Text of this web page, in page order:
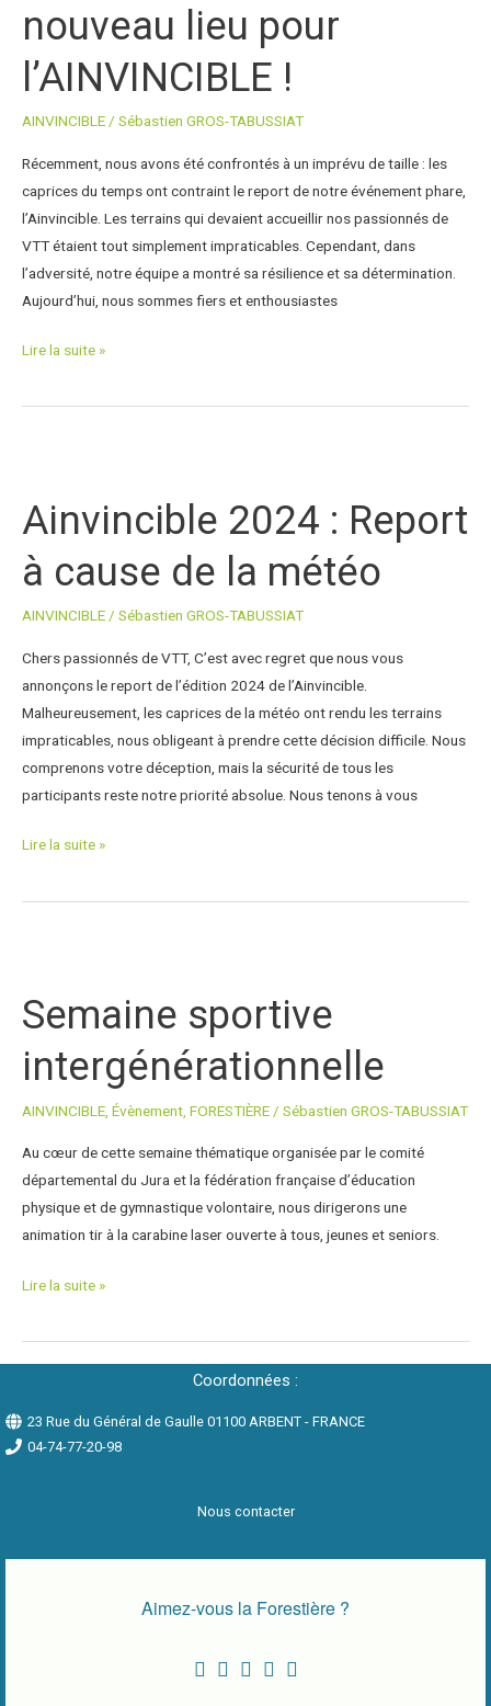
nouveau lieu pour
l’AINVINCIBLE !
AINVINCIBLE / Sébastien GROS-TABUSSIAT
Récemment, nous avons été confrontés à un imprévu de taille : les
caprices du temps ont contraint le report de notre événement phare,
l’Ainvincible. Les terrains qui devaient accueillir nos passionnés de
VTT étaient tout simplement impraticables. Cependant, dans
l’adversité, notre équipe a montré sa résilience et sa détermination.
Aujourd’hui, nous sommes fiers et enthousiastes
et
nouveau
lieu
l’AINVINCIBLE
Lire la suite »
Ainvincible 2024 : Report
à cause de la météo
AINVINCIBLE/ Sébastien GROS-TABUSSIAT
Chers passionnés de VTT, C’est avec regret que nous vous
annonçons le report de l’édition 2024 de l’Ainvincible.
Malheureusement, les caprices de la météo ont rendu les terrains
impraticables, nous obligeant à prendre cette décision difficile. Nous
comprenons votre déception, mais la sécurité de tous les
participants reste notre priorité absolue. Nous tenons à vous
Report
à
de
Lire la suite »
Semaine sportive
intergénérationnelle
AINVINCIBLE Évènement FORESTIÈRE / Sébastien GROS-TABUSSIAT
Au cœur de cette semaine thématique organisée par le comité
départemental du Jura et la fédération française d’éducation
physique et de gymnastique volontaire, nous dirigerons une
animation tir à la carabine laser ouverte à tous, jeunes et seniors.
intergénérationnelle
Lire la suite »
Coordonnées :
23 Rue du Général de Gaulle 01100 ARBENT - FRANCE
04-74-77-20-98
Nous contacter
Aimez-vous la Forestière ?